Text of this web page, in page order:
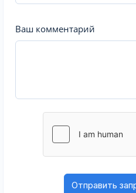
Ваш комментарий